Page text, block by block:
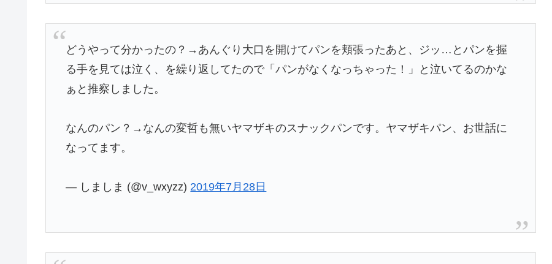
どうやって分かったの？→あんぐり大口を開けてパンを頬張ったあと、ジッ…とパンを握
る手を見ては泣く、を繰り返してたので「パンがなくなっちゃった！」と泣いてるのかな
ぁと推察しました。
なんのパン？→なんの変哲も無いヤマザキのスナックパンです。ヤマザキパン、お世話に
なってます。
— しましま (@v_wxyzz) 2019年7月28日